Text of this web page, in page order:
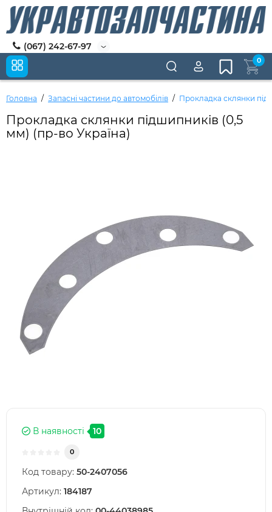
(067) 242-67-97
0
Головна Запасні частини до автомобілів Прокладка склянки
Прокладка склянки підшипників (0,5
мм) (пр-во Україна)
В наявності 10
0
Код товару: 50-2407056
Артикул: 184187